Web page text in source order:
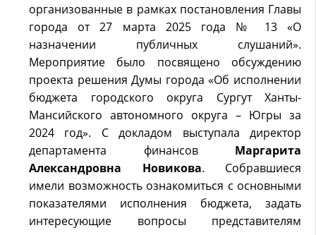
организованные в рамках постановления Главы
города от 27 марта 2025 года № 13 «О
назначении публичных слушаний».
Мероприятие было посвящено обсуждению
проекта решения Думы города «Об исполнении
бюджета городского округа Сургут Ханты-
Мансийского автономного округа – Югры за
2024 год». С докладом выступала директор
департамента финансов Маргарита
Александровна Новикова. Собравшиеся
имели возможность ознакомиться с основными
показателями исполнения бюджета, задать
интересующие вопросы представителям